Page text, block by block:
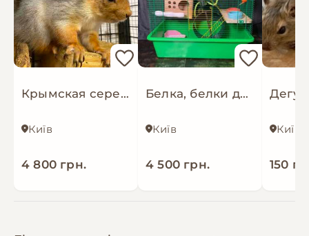
Крымская серебристая искристая для домашнего и вольерного содержания
Київ
4 800 грн.
Белка, белки для домашнього и вольерного содержания и аксессуары
Київ
4 500 грн.
Дегу
Київ
150